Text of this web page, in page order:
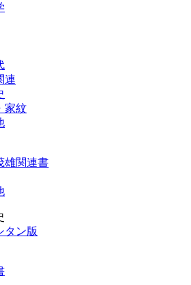
連
家紋
雄関連書
タン版